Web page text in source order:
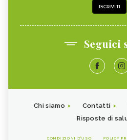
ISCRIVITI
Seguici
Chi siamo Contatti
Risposte di
CONDIZIONI D'USO POLICY